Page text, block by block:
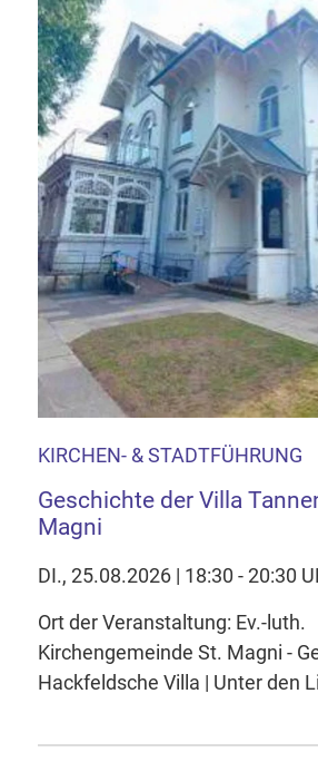
KIRCHEN- & STADTFÜHRUNG
Geschichte der Villa
Magni
DI., 25.08.2026 | 18:30 - 20:30
Ort der Veranstaltung: Ev.-luth.
Kirchengemeinde St. Magni -
Hackfeldsche Villa | Unter den